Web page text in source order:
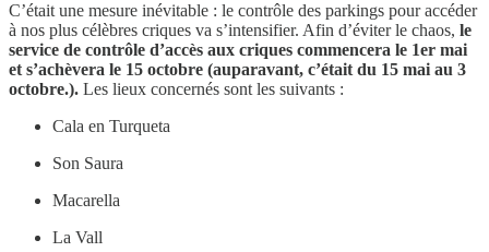
C’était une mesure inévitable : le contrôle des parkings pour accéder
à nos plus célèbres criques va s’intensifier. Afin d’éviter le chaos, le
service de contrôle d’accès aux criques commencera le 1er mai
et s’achèvera le 15 octobre (auparavant, c’était du 15 mai au 3
octobre.). Les lieux concernés sont les suivants :
Cala en Turqueta
Son Saura
Macarella
La Vall